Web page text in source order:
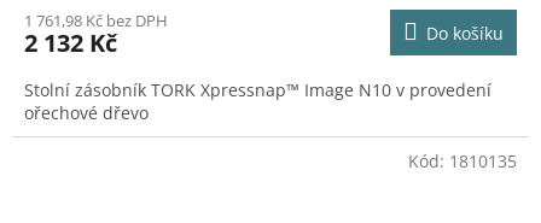
M
A
1 761,98 Kč bez DPH
2 132 Kč Do košíku
Stolní zásobník TORK Xpressnap™ Image N10 v provedení
ořechové dřevo
Kód: 1810135